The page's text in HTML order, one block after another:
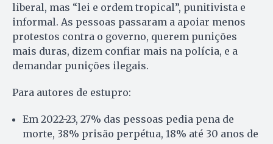
liberal, mas “lei e ordem tropical”, punitivista e
informal. As pessoas passaram a apoiar menos
protestos contra o governo, querem punições
mais duras, dizem confiar mais na polícia, e a
demandar punições ilegais.
Para autores de estupro:
Em 2022-23, 27% das pessoas pedia pena de
morte, 38% prisão perpétua, 18% até 30 anos de